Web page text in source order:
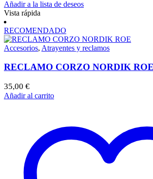
Añadir a la lista de deseos
Vista rápida
RECOMENDADO
Accesorios, Atrayentes y reclamos
RECLAMO CORZO NORDIK ROE
35,00 €
Añadir al carrito